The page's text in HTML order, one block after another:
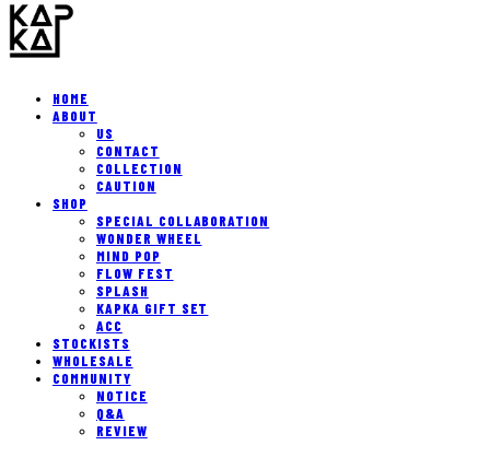
HOME
ABOUT
US
CONTACT
COLLECTION
CAUTION
SHOP
SPECIAL COLLABORATION
WONDER WHEEL
MIND POP
FLOW FEST
SPLASH
KAPKA GIFT SET
ACC
STOCKISTS
WHOLESALE
COMMUNITY
NOTICE
Q&A
REVIEW